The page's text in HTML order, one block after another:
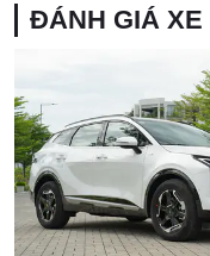
ĐÁNH GIÁ XE